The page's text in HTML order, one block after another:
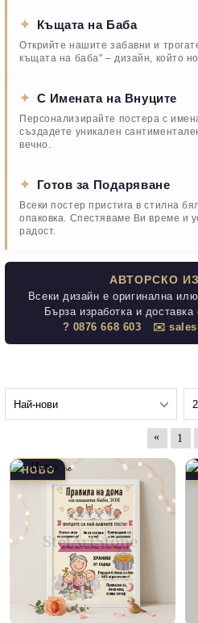
✦ Къщата на Баба
Открийте нашите забавни и
къщата на баба" – дизайн, който
✦ С Имената на Внуците
Персонализирайте постера с
създадете уникален
вечно.
✦ Готов за Подаряване
Всеки постер пристига в стилна
опаковка. Спестяваме Ви време и
радост.
АВТОРСКО
Всеки дизайн е оригинална
Бърза изработка и
? 0876 668 603
✉️
« 1